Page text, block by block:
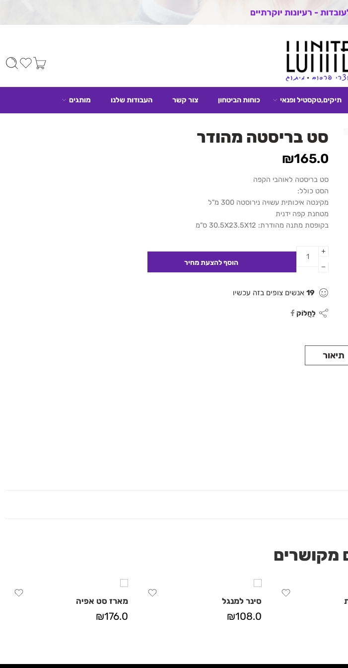
- רעיונות יוקרתיים
תיקים,טקסטיל ופנאי כוחות הביטחון צור קשר העבודות שלנו מותגים
סט בריסטה מהודר
₪165.0
סט בריסטה לאוהבי הקפה
הסט כולל:
מקינטה איכותית עשויה נירוסטה 300 מ"ל
מטחנת קפה ידנית
בקופסת מתנה מהודרת: 30.5X23.5X12 ס"מ
19 אנשים צופים בזה עכשיו
לַחֲלוֹק
תיאור
מקושרים
סינר למנגל
₪108.0
מארז סט אפיה
₪176.0